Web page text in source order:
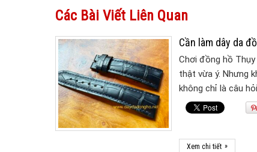
Các Bài Viết Liên Quan
Cần làm dây da
Chơi đồng hồ
thật vừa ý. Nhưng
không chỉ là câu
Xem chi tiết »